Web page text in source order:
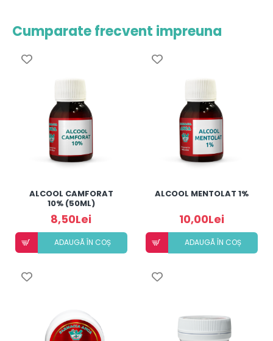
Cumparate frecvent impreuna
ALCOOL CAMFORAT
10% (50ML)
8,50Lei
ADAUGÃ ÎN COȘ
ALCOOL MENTOLAT 1%
10,00Lei
ADAUGÃ ÎN COȘ